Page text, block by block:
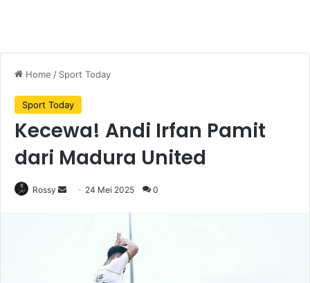
Home / Sport Today
Sport Today
Kecewa! Andi Irfan Pamit
dari Madura United
Rossy 24 Mei 2025 0